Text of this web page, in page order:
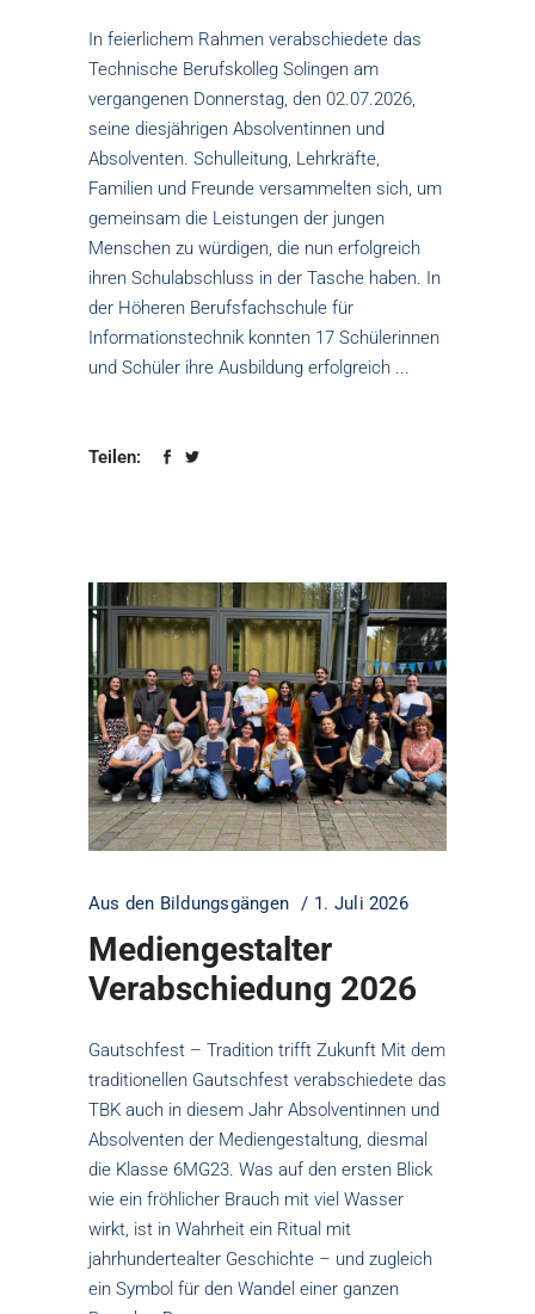
In feierlichem Rahmen verabschiedete das
Technische Berufskolleg Solingen am
vergangenen Donnerstag, den 02.07.2026,
seine diesjährigen Absolventinnen und
Absolventen. Schulleitung, Lehrkräfte,
Familien und Freunde versammelten sich, um
gemeinsam die Leistungen der jungen
Menschen zu würdigen, die nun erfolgreich
ihren Schulabschluss in der Tasche haben. In
der Höheren Berufsfachschule für
Informationstechnik konnten 17 Schülerinnen
und Schüler ihre Ausbildung erfolgreich
Teilen:
Aus den Bildungsgängen 1. Juli 2026
Mediengestalter
Verabschiedung 2026
Gautschfest – Tradition trifft Zukunft Mit dem
traditionellen Gautschfest verabschiedete das
TBK auch in diesem Jahr Absolventinnen und
Absolventen der Mediengestaltung, diesmal
die Klasse 6MG23. Was auf den ersten Blick
wie ein fröhlicher Brauch mit viel Wasser
wirkt, ist in Wahrheit ein Ritual mit
jahrhundertealter Geschichte – und zugleich
ein Symbol für den Wandel einer ganzen